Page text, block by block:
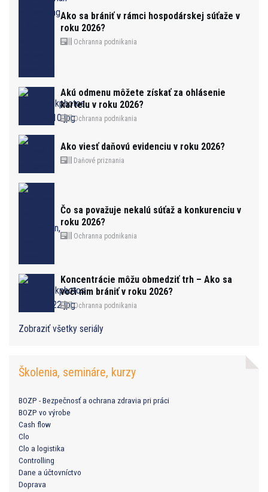
Ako sa brániť v rámci hospodárskej súťaže v
roku 2026?
Ochranna podnikania
Akú odmenu môžete získať za ohlásenie
kartelu v roku 2026?
Ochranna podnikania
Ako viesť daňovú evidenciu v roku 2026?
Daňové priznania
Čo sa považuje nekalú súťaž a konkurenciu v
roku 2026?
Ochranna podnikania
Koncentrácie môžu obmedziť trh – Ako sa
voči nim brániť v roku 2026?
Ochranna podnikania
Zobraziť všetky seriály
Školenia, semináre, kurzy
BOZP - Bezpečnosť a ochrana zdravia pri práci
BOZP vo výrobe
Cash flow
Clo
Clo a logistika
Controlling
Dane a účtovníctvo
Doprava